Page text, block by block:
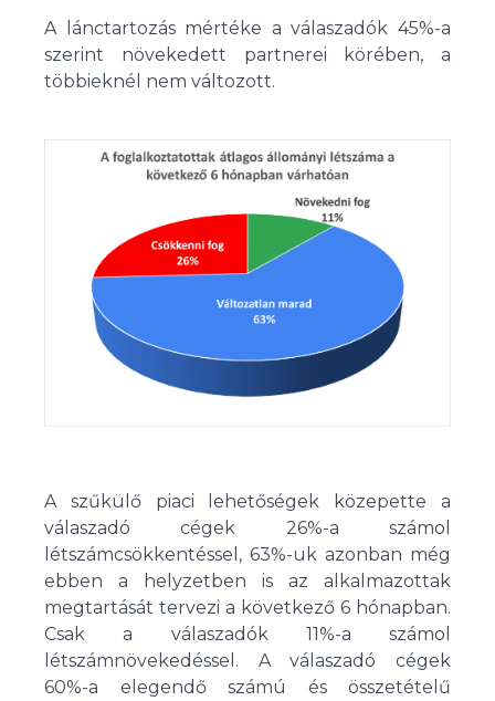
A lánctartozás mértéke a válaszadók 45%-a
szerint növekedett partnerei körében, a
többieknél nem változott.
A szűkülő piaci lehetőségek közepette a
válaszadó cégek 26%-a számol
létszámcsökkentéssel, 63%-uk azonban még
ebben a helyzetben is az alkalmazottak
megtartását tervezi a következő 6 hónapban.
Csak a válaszadók 11%-a számol
létszámnövekedéssel. A válaszadó cégek
60%-a elegendő számú és összetételű